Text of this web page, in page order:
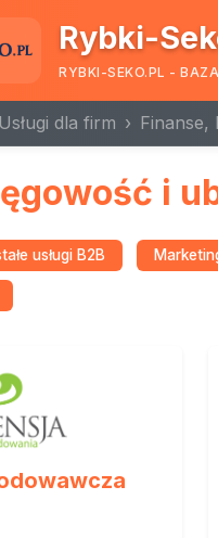
Rybki-
RYBKI-SEKO.PL -
Usługi dla firm Finanse,
i
usługi B2B